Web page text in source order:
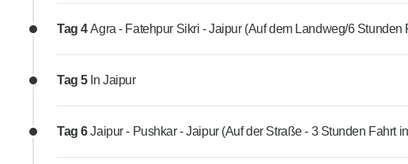
Tag 4Agra - Fatehpur Sikri - Jaipur (Auf dem Landweg/6 Stunden
Tag 5 In Jaipur
Tag 6Jaipur - Pushkar - Jaipur (Auf der Straße - 3 Stunden Fahrt